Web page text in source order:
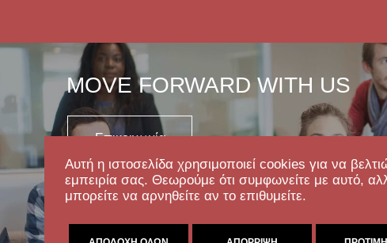
Αυτή η ιστοσελίδα χρησιμοποιεί cookies για να
εμπειρία σας. Θεωρούμε ότι συμφωνείτε με αυτό,
μπορείτε να αρνηθείτε αν το επιθυμείτε.
MOVE FORWARD WITH US
Επικοινωνία